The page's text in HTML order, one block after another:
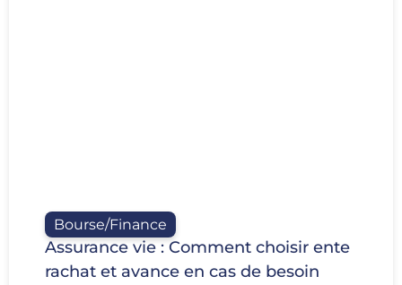
Bourse/Finance
Assurance vie : Comment choisir ente
rachat et avance en cas de besoin